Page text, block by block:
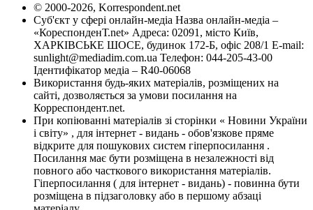
© 2000-2026, Korrespondent.net
Суб'єкт у сфері онлайн-медіа Назва онлайн-медіа –
«КореспонденТ.net» Адреса: 02091, місто Київ,
ХАРКІВСЬКЕ ШОСЕ, будинок 172-Б, офіс 208/1 E-mail:
sunlight@mediadim.com.ua Телефон: 044-205-43-00
Ідентифікатор медіа – R40-06068
Використання будь-яких матеріалів, розміщених на
сайті, дозволяється за умови посилання на
Корреспондент.net.
При копіюванні матеріалів зі сторінки « Новини України
і світу» , для інтернет - видань - обов'язкове пряме
відкрите для пошукових систем гіперпосилання .
Посилання має бути розміщена в незалежності від
повного або часткового використання матеріалів.
Гіперпосилання ( для інтернет - видань) - повинна бути
розміщена в підзаголовку або в першому абзаці